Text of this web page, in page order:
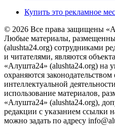
Купить это рекламное
© 2026 Все права защищены
Любые материалы,
(alushta24.org) сотрудниками
и читателями, являются
«Алушта24» (alushta24.org) на
охраняются законодательством
интеллектуальной
использование материалов,
«Алушта24» (alushta24.org),
редакции с указанием ссылки
можно задать по адресу